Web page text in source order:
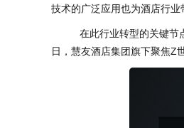
技术的广泛应用也为酒店行业
在此行业转型的关键节点
日，慧友酒店集团旗下聚焦Z